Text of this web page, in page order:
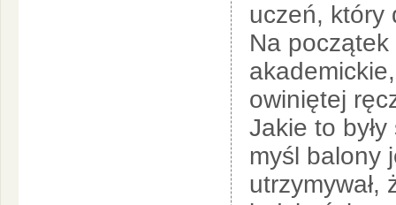
uczeń, który
Na początek
owiniętej
Jakie to
myśl balony